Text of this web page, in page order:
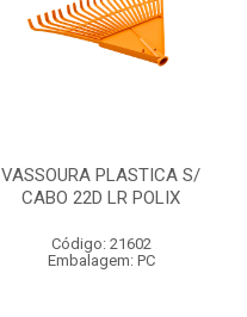
VASSOURA PLASTICA S/
CABO 22D LR POLIX
Código: 21602
Embalagem: PC